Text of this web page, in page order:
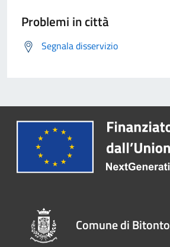
Problemi in città
Segnala disservizio
Comune di Bitonto